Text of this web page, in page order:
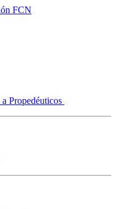
FCN
Propedéuticos